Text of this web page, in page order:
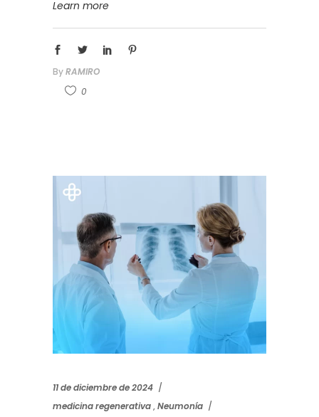
Learn more
ByRAMIRO
0
11 de diciembre de 2024
medicina regenerativa,Neumonía